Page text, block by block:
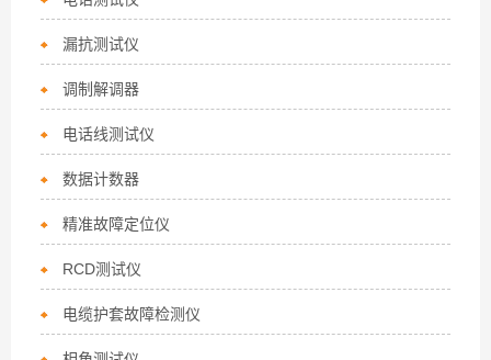
漏抗测试仪
调制解调器
电话线测试仪
数据计数器
精准故障定位仪
RCD测试仪
电缆护套故障检测仪